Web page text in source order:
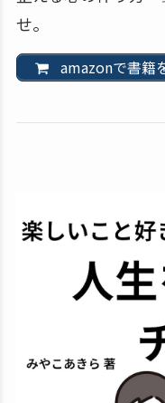
せ。
amazonで書籍